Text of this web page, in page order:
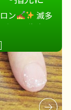
ン
滅多
分の指先に
いることは
囲碁タイムで